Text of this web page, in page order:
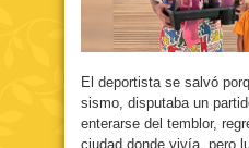
El deportista se salvó
sismo, disputaba un
enterarse del temblor,
ciudad donde vivía, pero